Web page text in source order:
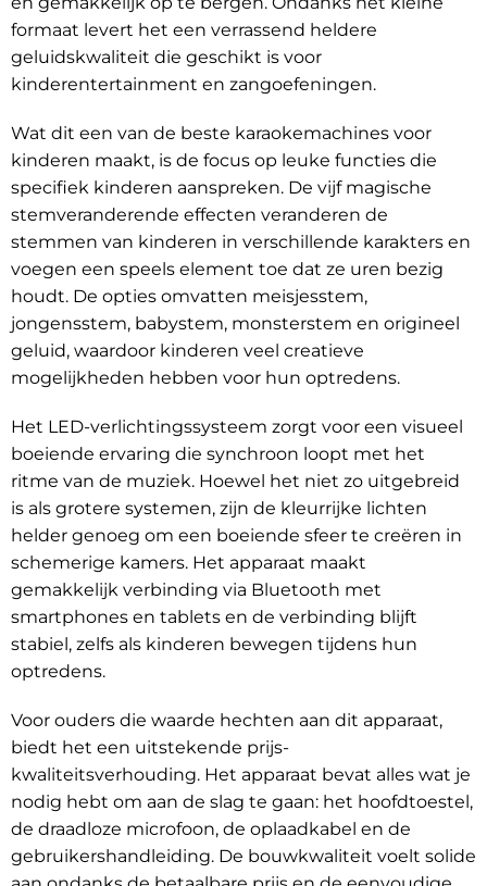
formaat levert het een verrassend heldere
geluidskwaliteit die geschikt is voor
kinderentertainment en zangoefeningen.
Wat dit een van de beste karaokemachines voor
kinderen maakt, is de focus op leuke functies die
specifiek kinderen aanspreken. De vijf magische
stemveranderende effecten veranderen de
stemmen van kinderen in verschillende karakters en
voegen een speels element toe dat ze uren bezig
houdt. De opties omvatten meisjesstem,
jongensstem, babystem, monsterstem en origineel
geluid, waardoor kinderen veel creatieve
mogelijkheden hebben voor hun optredens.
Het LED-verlichtingssysteem zorgt voor een visueel
boeiende ervaring die synchroon loopt met het
ritme van de muziek. Hoewel het niet zo uitgebreid
is als grotere systemen, zijn de kleurrijke lichten
helder genoeg om een boeiende sfeer te creëren in
schemerige kamers. Het apparaat maakt
gemakkelijk verbinding via Bluetooth met
smartphones en tablets en de verbinding blijft
stabiel, zelfs als kinderen bewegen tijdens hun
optredens.
Voor ouders die waarde hechten aan dit apparaat,
biedt het een uitstekende prijs-
kwaliteitsverhouding. Het apparaat bevat alles wat je
nodig hebt om aan de slag te gaan: het hoofdtoestel,
de draadloze microfoon, de oplaadkabel en de
gebruikershandleiding. De bouwkwaliteit voelt solide